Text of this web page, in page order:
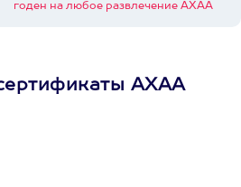
годен на любое развлечение АХАА
АХАА